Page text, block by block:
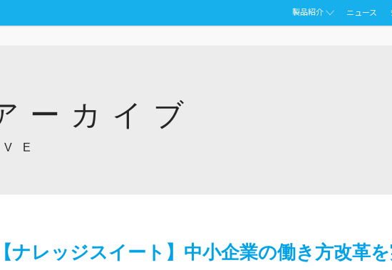
製品紹介 ニュース
ーカイブ
レッジスイート】中小企業の働き方改革